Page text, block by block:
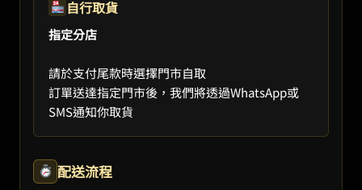
自行取貨
指定分店
請於支付尾款時選擇門市自取
訂單送達指定門市後，我們將透過WhatsApp或
SMS通知你取貨
配送流程